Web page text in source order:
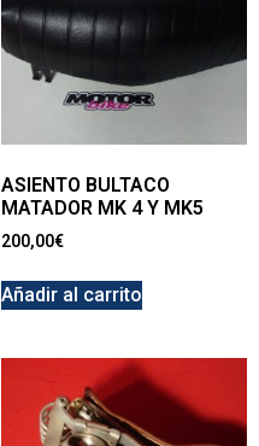
ASIENTO BULTACO
MATADOR MK 4 Y MK5
200,00€
Añadir al carrito